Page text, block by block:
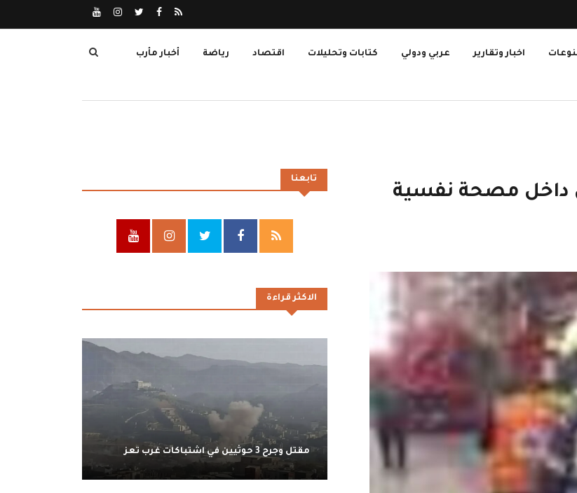
اخبار وتقارير عربي ودولي كتابات وتحليلات اقتصاد رياضة أخبار مأرب
مصحة نفسية
تابعنا
الاكثر قراءة
مقتل وجرح 3 حوثيين في اشتباكات غرب تعز